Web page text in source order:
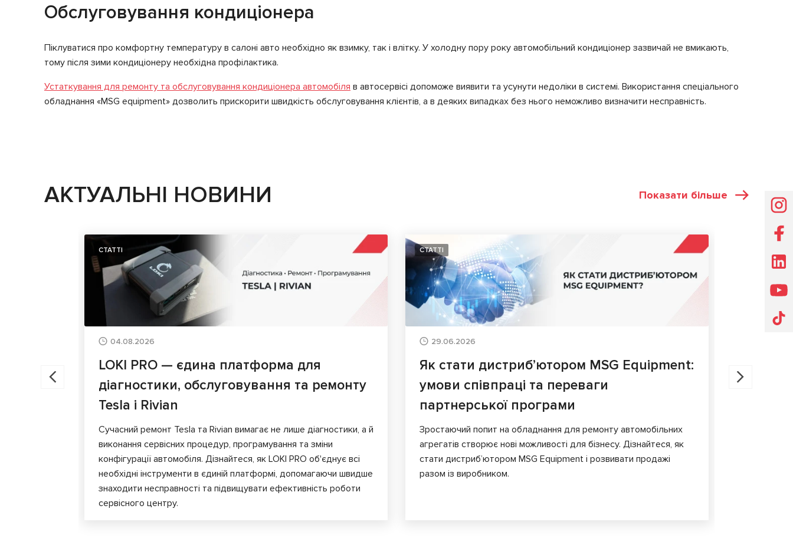
Обслуговування кондиціонера
Піклуватися про комфортну температуру в салоні авто необхідно як взимку, так і влітку. У холодну пору року автомобільний кондиціонер зазвичай не вмикають,
тому після зими кондиціонеру необхідна профілактика.
Устаткування для ремонту та обслуговування кондиціонера автомобіля в автосервісі допоможе виявити та усунути недоліки в системі. Використання спеціального
обладнання «MSG equipment» дозволить прискорити швидкість обслуговування клієнтів, а в деяких випадках без нього неможливо визначити несправність.
АКТУАЛЬНІ НОВИНИ Показати більше
СТАТТІ
04.08.2026
LOKI PRO — єдина платформа для
діагностики, обслуговування та ремонту
Tesla і Rivian
Сучасний ремонт Tesla та Rivian вимагає не лише діагностики, а й
виконання сервісних процедур, програмування та зміни
конфігурації автомобіля. Дізнайтеся, як LOKI PRO об'єднує всі
необхідні інструменти в єдиній платформі, допомагаючи швидше
знаходити несправності та підвищувати ефективність роботи
сервісного центру.
СТАТТІ
29.06.2026
Як стати дистриб’ютором MSG Equipment:
умови співпраці та переваги
партнерської програми
Зростаючий попит на обладнання для ремонту автомобільних
агрегатів створює нові можливості для бізнесу. Дізнайтеся, як
стати дистриб’ютором MSG Equipment і розвивати продажі
разом із виробником.